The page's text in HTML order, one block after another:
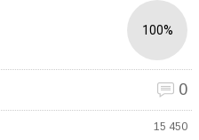
100%
0
15 450